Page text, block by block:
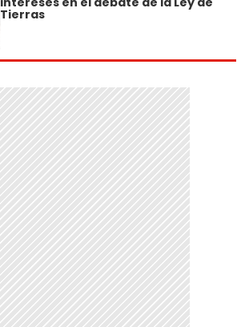
Tierras